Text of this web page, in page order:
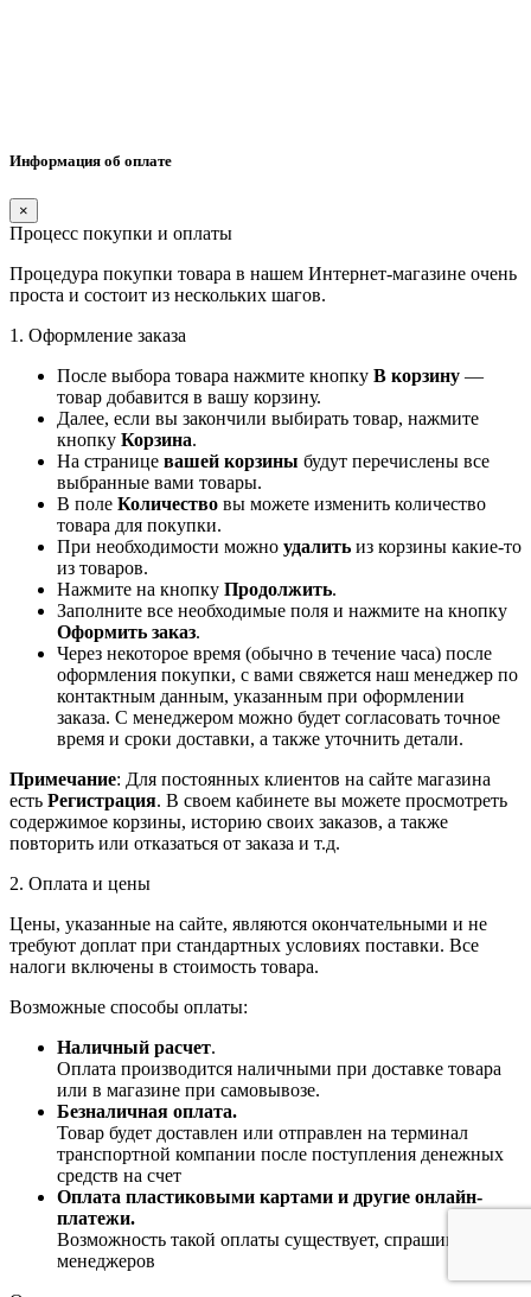
Информация об оплате
×
Процесс покупки и оплаты
Процедура покупки товара в нашем Интернет-магазине очень
проста и состоит из нескольких шагов.
1. Оформление заказа
После выбора товара нажмите кнопку В корзину —
товар добавится в вашу корзину.
Далее, если вы закончили выбирать товар, нажмите
кнопку Корзина.
На странице вашей корзины будут перечислены все
выбранные вами товары.
В поле Количество вы можете изменить количество
товара для покупки.
При необходимости можно удалить из корзины какие-то
из товаров.
Нажмите на кнопку Продолжить.
Заполните все необходимые поля и нажмите на кнопку
Оформить заказ.
Через некоторое время (обычно в течение часа) после
оформления покупки, с вами свяжется наш менеджер по
контактным данным, указанным при оформлении
заказа. С менеджером можно будет согласовать точное
время и сроки доставки, а также уточнить детали.
Примечание: Для постоянных клиентов на сайте магазина
есть Регистрация. В своем кабинете вы можете просмотреть
содержимое корзины, историю своих заказов, а также
повторить или отказаться от заказа и т.д.
2. Оплата и цены
Цены, указанные на сайте, являются окончательными и не
требуют доплат при стандартных условиях поставки. Все
налоги включены в стоимость товара.
Возможные способы оплаты:
Наличный расчет.
Оплата производится наличными при доставке товара
или в магазине при самовывозе.
Безналичная оплата.
Товар будет доставлен или отправлен на терминал
транспортной компании после поступления денежных
средств на счет
Оплата пластиковыми картами и другие онлайн-
платежи.
Возможность такой оплаты существует, спрашивайте у
менеджеров